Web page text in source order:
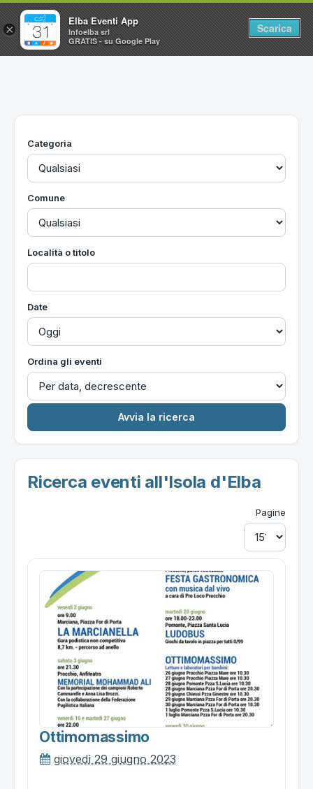
Home
Utilità
Categoria
Comune
Località o titolo
Date
Ordina gli eventi
Ricerca eventi all'Isola d'Elba
Pagine
Ottimomassimo
giovedì 29 giugno 2023
×
Elba Eventi App
Infoelba srl
GRATIS - su Google Play
Scarica